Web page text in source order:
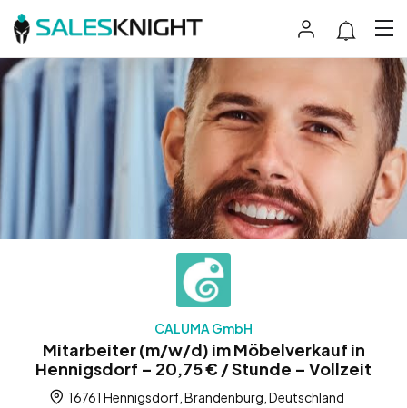
CALUMA GmbH
Mitarbeiter (m/w/d) im Möbelverkauf in
Hennigsdorf – 20,75 € / Stunde – Vollzeit
16761 Hennigsdorf, Brandenburg, Deutschland